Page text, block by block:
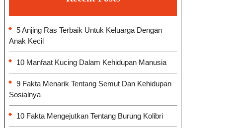
5 Anjing Ras Terbaik Untuk Keluarga Dengan
Anak Kecil
10 Manfaat Kucing Dalam Kehidupan Manusia
9 Fakta Menarik Tentang Semut Dan Kehidupan
Sosialnya
10 Fakta Mengejutkan Tentang Burung Kolibri